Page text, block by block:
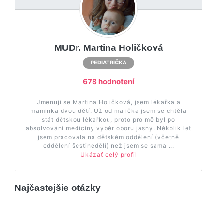
MUDr. Martina Holičková
PEDIATRIČKA
678 hodnotení
Jmenuji se Martina Holičková, jsem lékařka a
maminka dvou dětí. Už od malička jsem se chtěla
stát dětskou lékařkou, proto pro mě byl po
absolvování medicíny výběr oboru jasný. Několik let
jsem pracovala na dětském oddělení (včetně
oddělení šestinedělí) než jsem se sama ...
Ukázať celý profil
Najčastejšie otázky